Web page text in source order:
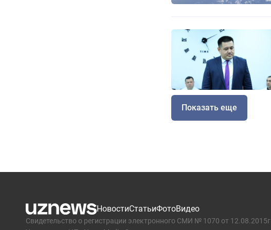
Показать еще
НовостиСтатьиФотоВидео
Свидетельство о регистрации электронного СМИ № 1070 от 12.08.2015г.